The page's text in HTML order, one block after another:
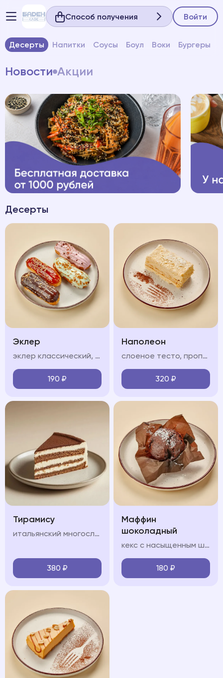
Способ получения Войти
Десерты Напитки Соусы Боул Воки Бургеры
Новости Акции
Десерты
Эклер
эклер классический, соленая карамель, фисташковый, клубничный (на выбор)
190 ₽
Наполеон
слоеное тесто, пропитанное нежным крем-чиз
320 ₽
Тирамису
итальянский многослойный десерт, в состав которого входят сыр маскарпоне, кофе, куриные яйца, сахар и печенье савоярди.
380 ₽
Маффин
шоколадный
кекс с насыщенным шоколадным вкусом, который содержит приятную жидкую кофейную структуру
180 ₽